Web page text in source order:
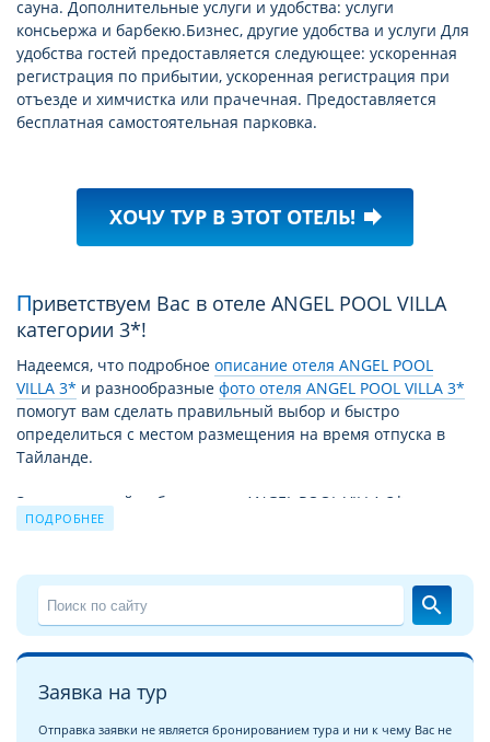
сауна. Дополнительные услуги и удобства: услуги
консьержа и барбекю.Бизнес, другие удобства и услуги Для
удобства гостей предоставляется следующее: ускоренная
регистрация по прибытии, ускоренная регистрация при
отъезде и химчистка или прачечная. Предоставляется
бесплатная самостоятельная парковка.
ХОЧУ ТУР В ЭТОТ ОТЕЛЬ! forward
Приветствуем Вас в отеле ANGEL POOL VILLA
категории 3*!
Надеемся, что подробное описание отеля ANGEL POOL
VILLA 3* и разнообразные фото отеля ANGEL POOL VILLA 3*
помогут вам сделать правильный выбор и быстро
определиться с местом размещения на время отпуска в
Тайланде.
За время своей работы отель ANGEL POOL VILLA 3* принял
уже немало отдыхающих. Причиной этому не только
отдыха, но и выгодное для туристов сочетание цены –
качества. Благодаря этому путевка в ANGEL POOL VILLA 3*
из года в год продолжает пользоваться спросом.
Чудесный отдых в отеле ANGEL POOL VILLA 3* на курорте
Пратамнакэто взвешенное и продуманное решение для
экономных, поскольку соотношение цена/качество и
уровень сервиса в отеле ANGEL POOL VILLA 3* полностью
ПОДРОБНЕЕ
search
Заявка на тур
Отправка заявки не является бронированием тура и ни к чему Вас не